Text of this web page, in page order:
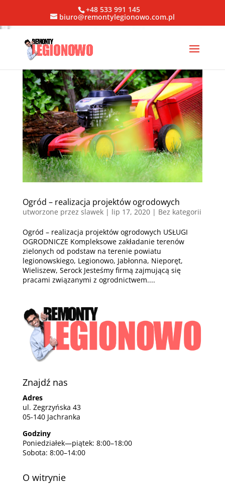
+48 533 991 145
biuro@remontylegionowo.com.pl
Ogród – realizacja projektów ogrodowych
utworzone przez slawek| lip 17, 2020| Bez kategorii
Ogród – realizacja projektów ogrodowych USŁUGI
OGRODNICZE Kompleksowe zakładanie terenów
zielonych od podstaw na terenie powiatu
legionowskiego, Legionowo, Jabłonna, Nieporęt,
Wieliszew, Serock Jesteśmy firmą zajmującą się
pracami związanymi z ogrodnictwem....
Znajdź nas
Adres
ul. Zegrzyńska 43
05-140 Jachranka
Godziny
Poniedziałek—piątek: 8:00–18:00
Sobota: 8:00–14:00
O witrynie